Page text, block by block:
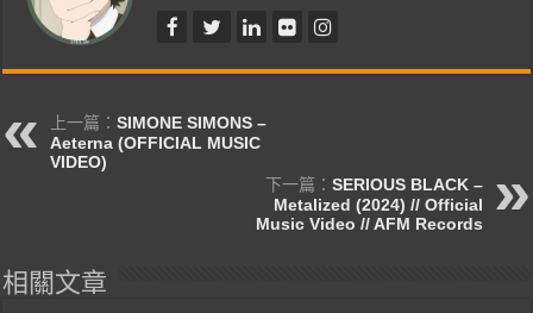
上一篇：SIMONE SIMONS –
Aeterna (OFFICIAL MUSIC
VIDEO)
下一篇： SERIOUS BLACK –
Metalized (2024) // Official
Music Video // AFM Records
相關文章